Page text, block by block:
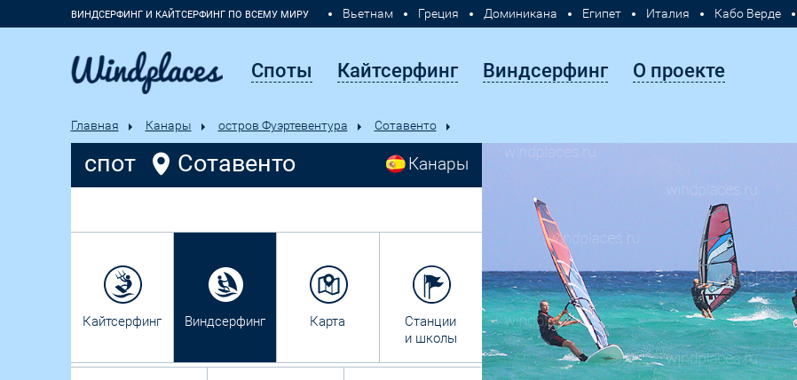
ВИНДСЕРФИНГ И КАЙТСЕРФИНГ ПО ВСЕМУ МИРУ Вьетнам Греция Доминикана Египет Италия Кабо Верде
Споты Кайтсерфинг Виндсерфинг О проекте
Главная Канары остров Фуэртевентура Сотавенто
спот Сотавенто Канары
Кайтсерфинг Виндсерфинг Карта
Станции
и школы